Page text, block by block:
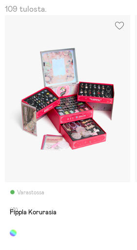
109 tulosta.
Varastossa
(0)
Fippla Korurasia